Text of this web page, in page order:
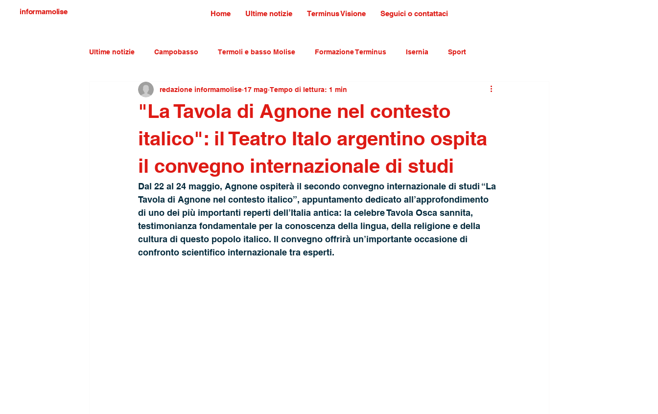
informamolise Home Ultime notizie Terminus Visione Seguici o contattaci
Ultime notizie Campobasso Termoli e basso Molise Formazione Terminus Isernia Sport
Economia e lavoro Molise cultura tradizioni e turismo primo piano
"La Tavola di Agnone nel contesto
italico": il Teatro Italo argentino ospita
il convegno internazionale di studi
redazione informamolise 17 mag Tempo di lettura: 1 min
Dal 22 al 24 maggio, Agnone ospiterà il secondo convegno internazionale di studi “La
Tavola di Agnone nel contesto italico”, appuntamento dedicato all’approfondimento
di uno dei più importanti reperti dell’Italia antica: la celebre Tavola Osca sannita,
testimonianza fondamentale per la conoscenza della lingua, della religione e della
cultura di questo popolo italico. Il convegno offrirà un’importante occasione di
confronto scientifico internazionale tra esperti.